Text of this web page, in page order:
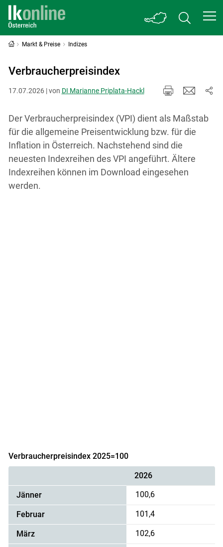
Markt & Preise Indizes
Verbraucherpreisindex
17.07.2026 | von DI Marianne Priplata-Hackl
Der Verbraucherpreisindex (VPI) dient als Maßstab
für die allgemeine Preisentwicklung bzw. für die
Inflation in Österreich. Nachstehend sind die
neuesten Indexreihen des VPI angeführt. Ältere
Indexreihen können im Download eingesehen
werden.
Verbraucherpreisindex 2025=100
2026
Jänner 100,6
Februar 101,4
März 102,6